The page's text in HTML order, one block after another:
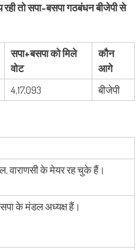
तो सपा-बसपा गठबंधन बीजेपी से
सपा+बसपा को मिले
वोट
कौन
आगे
4,17,093 बीजेपी
वाराणसी के मेयर रह चुके हैं।
के मंडल अध्यक्ष हैं।